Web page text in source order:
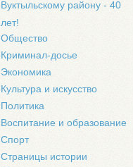
Вуктыльскому району - 40
лет!
Общество
Криминал-досье
Экономика
Культура и искусство
Политика
Воспитание и образование
Спорт
Страницы истории